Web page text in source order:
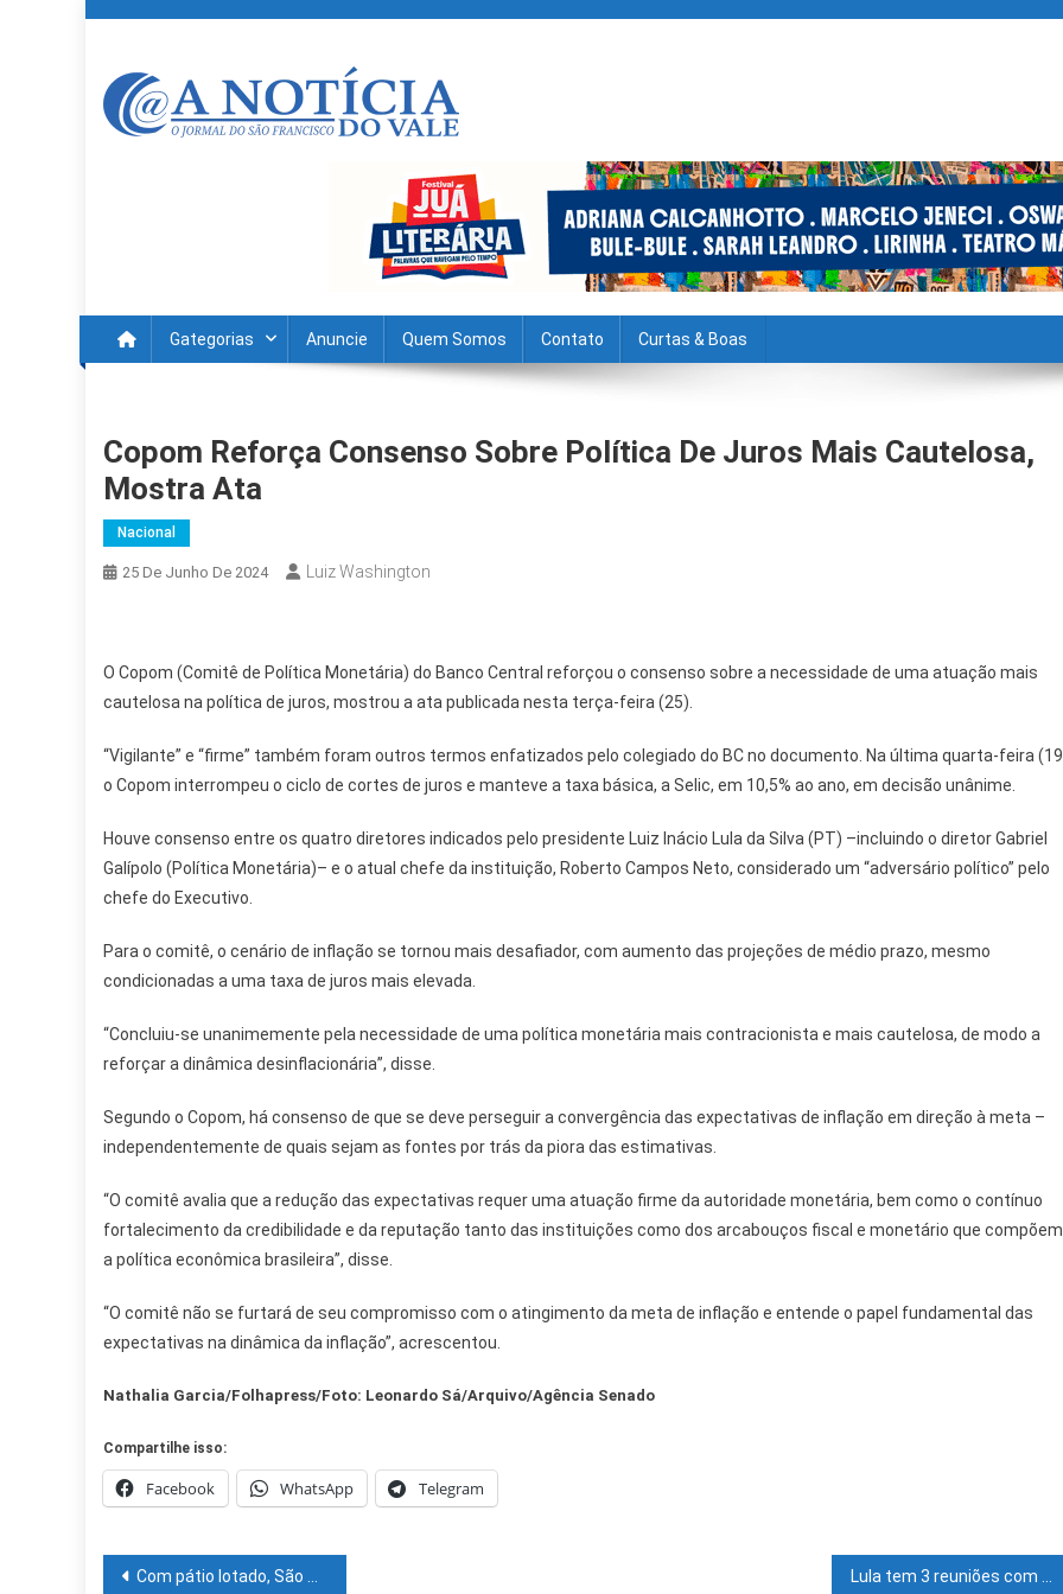
content
Gategorias Anuncie Quem Somos Contato Curtas & Boas
Copom Reforça Consenso Sobre Política De Juros Mais Cautelosa,
Mostra Ata
Nacional
25 De Junho De 2024 Luiz Washington
O Copom (Comitê de Política Monetária) do Banco Central reforçou o consenso sobre a necessidade de uma atuação mais
cautelosa na política de juros, mostrou a ata publicada nesta terça-feira (25).
“Vigilante” e “firme” também foram outros termos enfatizados pelo colegiado do BC no documento. Na última quarta-feira
o Copom interrompeu o ciclo de cortes de juros e manteve a taxa básica, a Selic, em 10,5% ao ano, em decisão unânime.
Houve consenso entre os quatro diretores indicados pelo presidente Luiz Inácio Lula da Silva (PT) –incluindo o diretor Gabriel
Galípolo (Política Monetária)– e o atual chefe da instituição, Roberto Campos Neto, considerado um “adversário político” pelo
chefe do Executivo.
Para o comitê, o cenário de inflação se tornou mais desafiador, com aumento das projeções de médio prazo, mesmo
condicionadas a uma taxa de juros mais elevada.
“Concluiu-se unanimemente pela necessidade de uma política monetária mais contracionista e mais cautelosa, de modo a
reforçar a dinâmica desinflacionária”, disse.
Segundo o Copom, há consenso de que se deve perseguir a convergência das expectativas de inflação em direção à meta –
independentemente de quais sejam as fontes por trás da piora das estimativas.
“O comitê avalia que a redução das expectativas requer uma atuação firme da autoridade monetária, bem como o contínuo
fortalecimento da credibilidade e da reputação tanto das instituições como dos arcabouços fiscal e monetário que compõem
a política econômica brasileira”, disse.
“O comitê não se furtará de seu compromisso com o atingimento da meta de inflação e entende o papel fundamental das
expectativas na dinâmica da inflação”, acrescentou.
Nathalia Garcia/Folhapress/Foto: Leonardo Sá/Arquivo/Agência Senado
Compartilhe isso:
Facebook WhatsApp Telegram
Navegação
Com pátio lotado, São João de Petrolina reuni grandes nomes da música